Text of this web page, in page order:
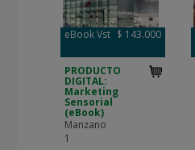
eBook Vst $ 143.000
PRODUCTO
DIGITAL:
Marketing
Sensorial
(eBook)
Manzano
1